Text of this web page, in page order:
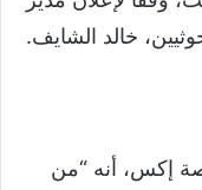
خالد الشايف.
إكس، أنه “‏من